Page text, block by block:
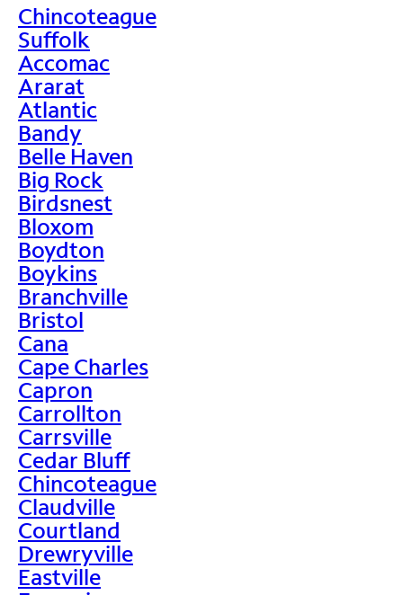
Chincoteague
Suffolk
Accomac
Ararat
Atlantic
Bandy
Belle Haven
Big Rock
Birdsnest
Bloxom
Boydton
Boykins
Branchville
Bristol
Cana
Cape Charles
Capron
Carrollton
Carrsville
Cedar Bluff
Chincoteague
Claudville
Courtland
Drewryville
Eastville